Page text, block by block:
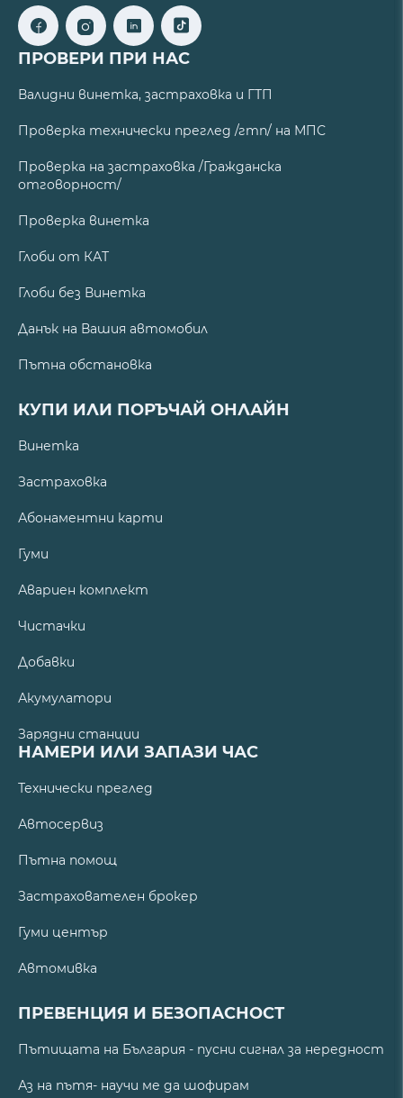
ПРОВЕРИ ПРИ НАС
Валидни винетка, застраховка и ГТП
Проверка технически преглед /гтп/ на МПС
Проверка на застраховка /Гражданска
отговорност/
Проверка винетка
Глоби от КАТ
Глоби без Винетка
Данък на Вашия автомобил
Пътна обстановка
КУПИ ИЛИ ПОРЪЧАЙ ОНЛАЙН
Винетка
Застраховка
Абонаментни карти
Гуми
Авариен комплект
Чистачки
Добавки
Акумулатори
Зарядни станции
НАМЕРИ ИЛИ ЗАПАЗИ ЧАС
Технически преглед
Автосервиз
Пътна помощ
Застрахователен брокер
Гуми център
Автомивка
ПРЕВЕНЦИЯ И БЕЗОПАСНОСТ
Пътищата на България - пусни сигнал за нередност
Аз на пътя- научи ме да шофирам